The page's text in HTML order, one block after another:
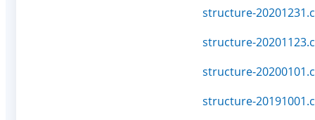
structure-
structure-
structure-
structure-